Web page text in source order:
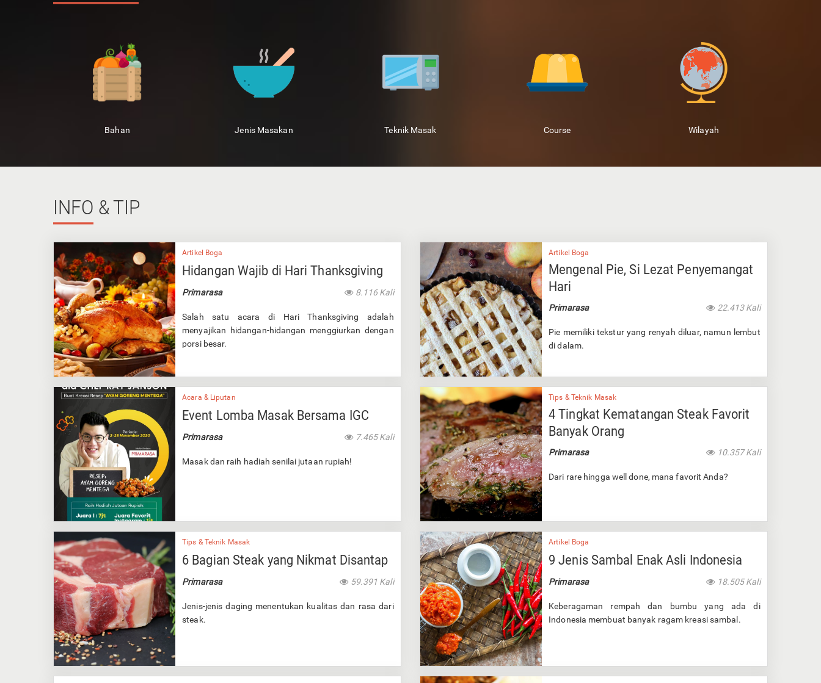
Bahan Jenis Masakan Teknik Masak Course Wilayah
INFO & TIP
Artikel Boga
Hidangan Wajib di Hari Thanksgiving
Primarasa 8.116 Kali
Salah satu acara di Hari Thanksgiving adalah
menyajikan hidangan-hidangan menggiurkan dengan
porsi besar.
Artikel Boga
Mengenal Pie, Si Lezat Penyemangat
Hari
Primarasa 22.413 Kali
Pie memiliki tekstur yang renyah diluar, namun lembut
di dalam.
Acara & Liputan
Event Lomba Masak Bersama IGC
Primarasa 7.465 Kali
Masak dan raih hadiah senilai jutaan rupiah!
Tips & Teknik Masak
4 Tingkat Kematangan Steak Favorit
Banyak Orang
Primarasa 10.357 Kali
Dari rare hingga well done, mana favorit Anda?
Tips & Teknik Masak
6 Bagian Steak yang Nikmat Disantap
Primarasa 59.391 Kali
Jenis-jenis daging menentukan kualitas dan rasa dari
steak.
Artikel Boga
9 Jenis Sambal Enak Asli Indonesia
Primarasa 18.505 Kali
Keberagaman rempah dan bumbu yang ada di
Indonesia membuat banyak ragam kreasi sambal.